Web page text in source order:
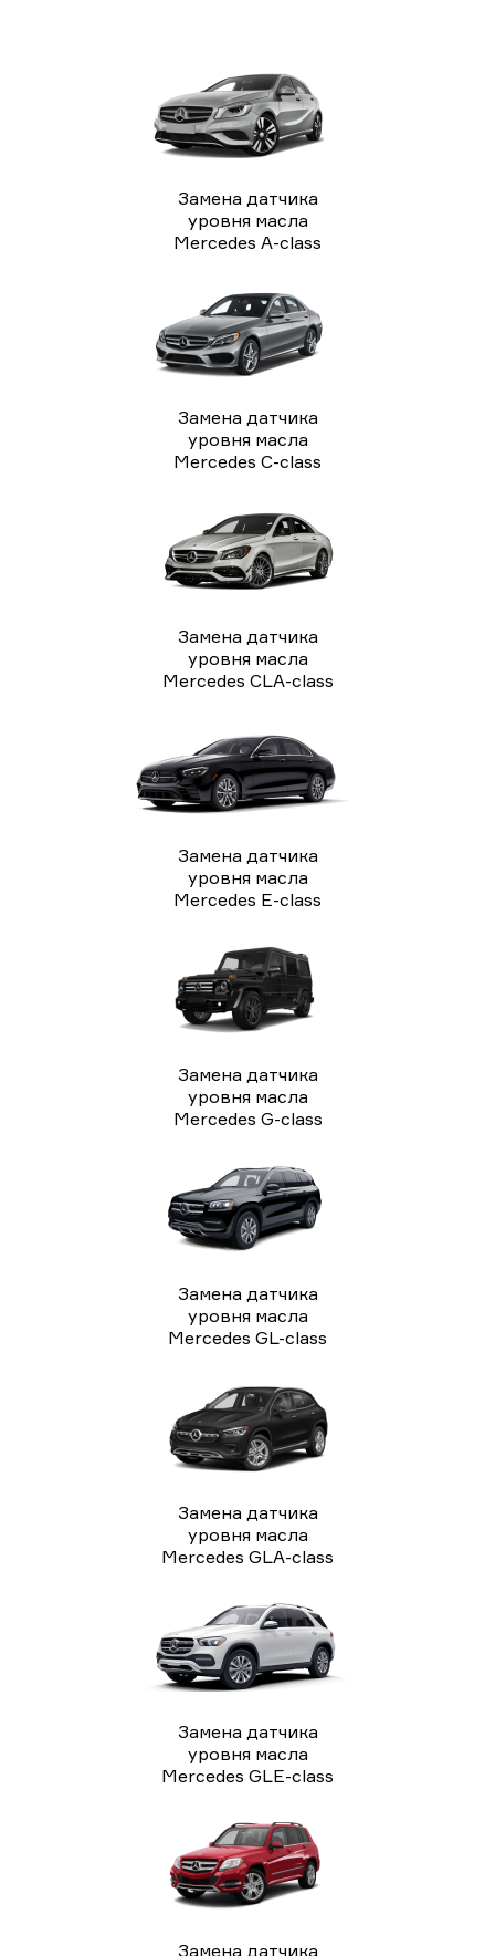
Замена датчика
уровня масла
Mercedes A-class
Замена датчика
уровня масла
Mercedes C-class
Замена датчика
уровня масла
Mercedes CLA-class
Замена датчика
уровня масла
Mercedes E-class
Замена датчика
уровня масла
Mercedes G-class
Замена датчика
уровня масла
Mercedes GL-class
Замена датчика
уровня масла
Mercedes GLA-class
Замена датчика
уровня масла
Mercedes GLE-class
Замена датчика